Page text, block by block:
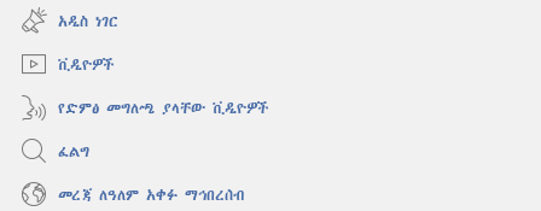
ዊንዶው
ክፈት)
አዲስ ነገር
ቪዲዮዎች
የድምፅ መግለጫ ያላቸው ቪዲዮዎች
ፈልግ
መረጃ ለዓለም አቀፉ ማኅበረሰብ